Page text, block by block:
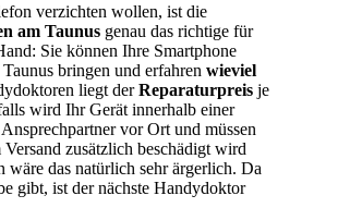
verzichten wollen, ist die
am Taunus genau das richtige für
Sie können Ihre Smartphone
bringen und erfahren wieviel
liegt derReparaturpreis je
wird Ihr Gerät innerhalb einer
vor Ort und müssen
zusätzlich beschädigt wird
wäre das natürlich sehr ärgerlich. Da
gibt, ist der nächste Handydoktor